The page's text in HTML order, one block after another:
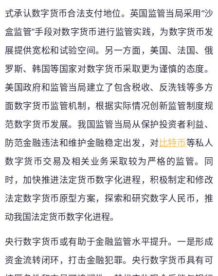
式承认数字货币合法支付地位。英国监管当局采用“沙
盒监管”手段对数字货币进行监管实践，为数字货币发
展提供宽松和试验空间。另一方面，美国、法国、俄
罗斯、韩国等国家对数字货币采取更为谨慎的态度。
美国政府和监管当局建立了包含税收、反洗钱等多方
面数字货币监管机制，根据实际情况创新监管制度规
范数字货币发展。我国监管当局从保护投资者利益、
防范金融违法和维护金融稳定出发，对比特币等私人
数字货币交易及相关业务采取较为严格的监管。同
时，加快推进法定货币数字化进程，积极制定和修改
法定数字货币原型方案，探索和研究数字人民币，推
动我国法定货币数字化进程。
央行数字货币或有助于金融监管水平提升。一是形成
资金流转闭环，打击金融犯罪。央行数字货币具有可